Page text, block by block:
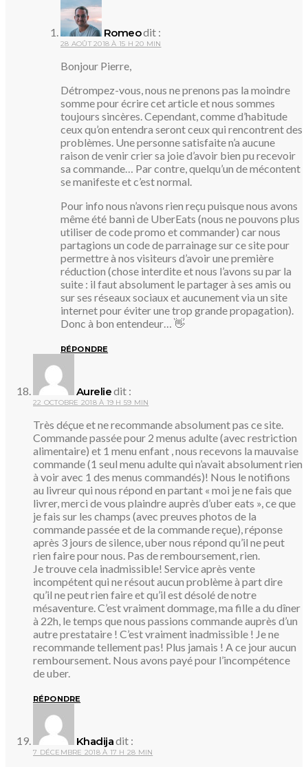
Romeodit :
28 AOÛT 2018 À 15 H 20 MIN
Bonjour Pierre,
Détrompez-vous, nous ne prenons pas la moindre
somme pour écrire cet article et nous sommes
toujours sincères. Cependant, comme d’habitude
ceux qu’on entendra seront ceux qui rencontrent des
problèmes. Une personne satisfaite n’a aucune
raison de venir crier sa joie d’avoir bien pu recevoir
sa commande… Par contre, quelqu’un de mécontent
se manifeste et c’est normal.
Pour info nous n’avons rien reçu puisque nous avons
même été banni de UberEats (nous ne pouvons plus
utiliser de code promo et commander) car nous
partagions un code de parrainage sur ce site pour
permettre à nos visiteurs d’avoir une première
réduction (chose interdite et nous l’avons su par la
suite : il faut absolument le partager à ses amis ou
sur ses réseaux sociaux et aucunement via un site
internet pour éviter une trop grande propagation).
Donc à bon entendeur… 👋
RÉPONDRE
Aureliedit :
22 OCTOBRE 2018 À 19 H 59 MIN
Très déçue et ne recommande absolument pas ce site.
Commande passée pour 2 menus adulte (avec restriction
alimentaire) et 1 menu enfant , nous recevons la mauvaise
commande (1 seul menu adulte qui n’avait absolument rien
à voir avec 1 des menus commandés)! Nous le notifions
au livreur qui nous répond en partant « moi je ne fais que
livrer, merci de vous plaindre auprès d’uber eats », ce que
je fais sur les champs (avec preuves photos de la
commande passée et de la commande reçue), réponse
après 3 jours de silence, uber nous répond qu’il ne peut
rien faire pour nous. Pas de remboursement, rien.
Je trouve cela inadmissible! Service après vente
incompétent qui ne résout aucun problème à part dire
qu’il ne peut rien faire et qu’il est désolé de notre
mésaventure. C’est vraiment dommage, ma fille a du dîner
à 22h, le temps que nous passions commande auprès d’un
autre prestataire ! C’est vraiment inadmissible ! Je ne
recommande tellement pas! Plus jamais ! A ce jour aucun
remboursement. Nous avons payé pour l’incompétence
de uber.
RÉPONDRE
Khadijadit :
7 DÉCEMBRE 2018 À 17 H 28 MIN